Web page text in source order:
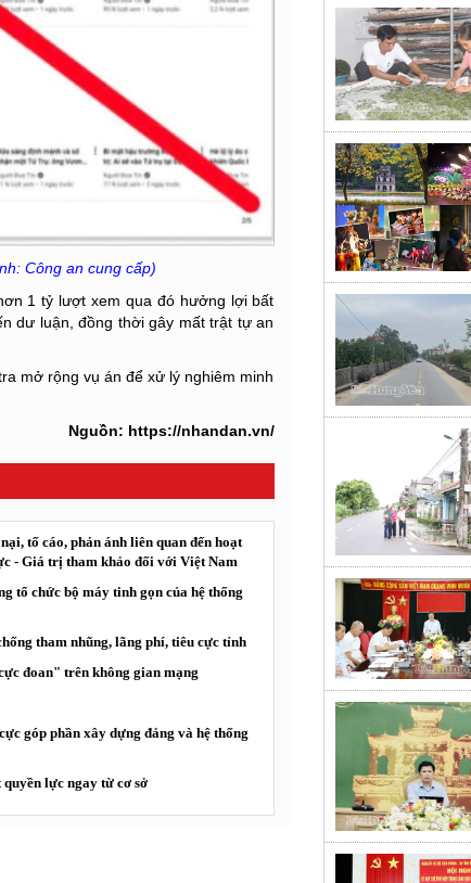
Công an cung cấp)
1 tỷ lượt xem qua đó hưởng lợi bất
dư luận, đồng thời gây mất trật tự an
mở rộng vụ án để xử lý nghiêm minh
Nguồn: https://nhandan.vn/
tố cáo, phản ánh liên quan đến hoạt
- Giá trị tham khảo đối với Việt Nam
tổ chức bộ máy tinh gọn của hệ thống
tham nhũng, lãng phí, tiêu cực tỉnh
đoan" trên không gian mạng
góp phần xây dựng đảng và hệ thống
lực ngay từ cơ sở